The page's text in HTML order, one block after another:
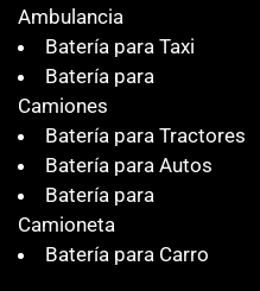
Ambulancia
Batería para Taxi
Batería para
Camiones
Batería para Tractores
Batería para Autos
Batería para
Camioneta
Batería para Carro